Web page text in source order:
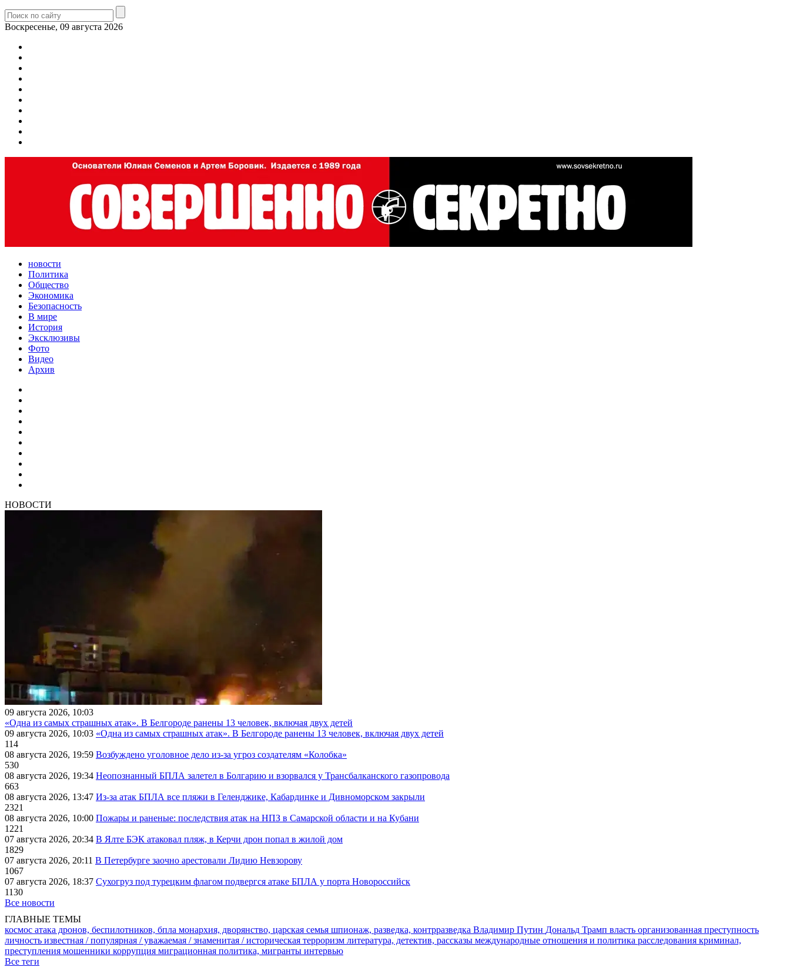
Воскресенье, 09 августа 2026
новости
Политика
Общество
Экономика
Безопасность
В мире
История
Эксклюзивы
Фото
Видео
Архив
НОВОСТИ
09 августа 2026, 10:03
«Одна из самых страшных атак». В Белгороде ранены 13 человек, включая двух детей
09 августа 2026, 10:03 «Одна из самых страшных атак». В Белгороде ранены 13 человек, включая двух детей
114
08 августа 2026, 19:59 Возбуждено уголовное дело из-за угроз создателям «Колобка»
530
08 августа 2026, 19:34 Неопознанный БПЛА залетел в Болгарию и взорвался у Трансбалканского газопровода
663
08 августа 2026, 13:47 Из-за атак БПЛА все пляжи в Геленджике, Кабардинке и Дивноморском закрыли
2321
08 августа 2026, 10:00 Пожары и раненые: последствия атак на НПЗ в Самарской области и на Кубани
1221
07 августа 2026, 20:34 В Ялте БЭК атаковал пляж, в Керчи дрон попал в жилой дом
1829
07 августа 2026, 20:11 В Петербурге заочно арестовали Лидию Невзорову
1067
07 августа 2026, 18:37 Сухогруз под турецким флагом подвергся атаке БПЛА у порта Новороссийск
1130
Все новости
ГЛАВНЫЕ ТЕМЫ
космос атака дронов, беспилотников, бпла монархия, дворянство, царская семья шпионаж, разведка, контрразведка Владимир Путин Дональд Трамп власть организованная преступность
личность известная / популярная / уважаемая / знаменитая / историческая терроризм литература, детектив, рассказы международные отношения и политика расследования криминал,
преступления мошенники коррупция миграционная политика, мигранты интервью
Все теги